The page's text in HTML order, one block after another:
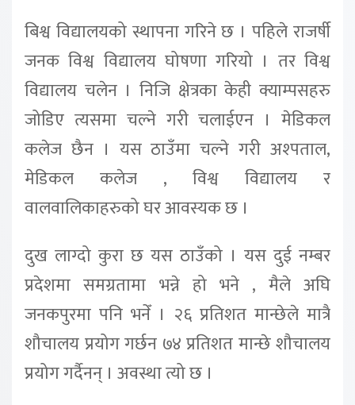
बिश्व विद्यालयको स्थापना गरिने छ । पहिले राजर्षी
जनक विश्व विद्यालय घोषणा गरियो । तर विश्व
विद्यालय चलेन । निजि क्षेत्रका केही क्याम्पसहरु
जोडिए त्यसमा चल्ने गरी चलाईएन । मेडिकल
कलेज छैन । यस ठाउँमा चल्ने गरी अश्पताल,
मेडिकल कलेज , विश्व विद्यालय र
वालवालिकाहरुको घर आवस्यक छ ।
दुख लाग्दो कुरा छ यस ठाउँको । यस दुई नम्बर
प्रदेशमा समग्रतामा भन्ने हो भने , मैले अघि
जनकपुरमा पनि भनेँ । २६ प्रतिशत मान्छेले मात्रै
शौचालय प्रयोग गर्छन ७४ प्रतिशत मान्छे शौचालय
प्रयोग गर्दैनन् । अवस्था त्यो छ ।